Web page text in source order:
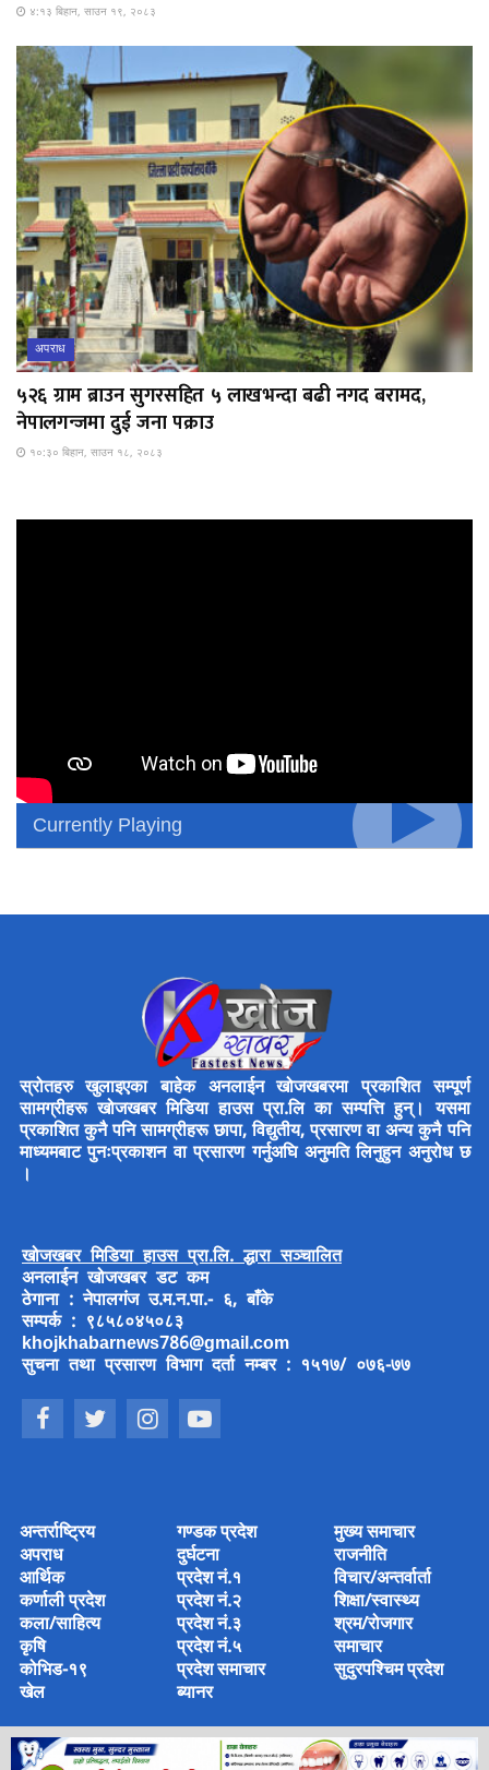
४:१३ बिहान, साउन १९, २०८३
अपराध
५२६ ग्राम ब्राउन सुगरसहित ५ लाखभन्दा बढी नगद बरामद,
नेपालगन्जमा दुई जना पक्राउ
१०:३० बिहान, साउन १८, २०८३
Currently Playing
स्रोतहरु खुलाइएका बाहेक अनलाईन खोजखबरमा प्रकाशित सम्पूर्ण
सामग्रीहरू खोजखबर मिडिया हाउस प्रा.लि का सम्पत्ति हुन्। यसमा
प्रकाशित कुनै पनि सामग्रीहरू छापा, विद्युतीय, प्रसारण वा अन्य कुनै पनि
माध्यमबाट पुनःप्रकाशन वा प्रसारण गर्नुअघि अनुमति लिनुहुन अनुरोध छ
।
खोजखबर मिडिया हाउस प्रा.लि. द्धारा सञ्चालित
अनलाईन खोजखबर डट कम
ठेगाना : नेपालगंज उ.म.न.पा.- ६, बाँके
सम्पर्क : ९८५८०४५०८३
khojkhabarnews786@gmail.com
सुचना तथा प्रसारण विभाग दर्ता नम्बर : १५१७/ ०७६-७७
अन्तर्राष्ट्रिय
अपराध
आर्थिक
कर्णाली प्रदेश
कला/साहित्य
कृषि
कोभिड-१९
खेल
गण्डक प्रदेश
दुर्घटना
प्रदेश नं.१
प्रदेश नं.२
प्रदेश नं.३
प्रदेश नं.५
प्रदेश समाचार
ब्यानर
मुख्य समाचार
राजनीति
विचार/अन्तर्वार्ता
शिक्षा/स्वास्थ्य
श्रम/रोजगार
समाचार
सुदुरपश्चिम प्रदेश